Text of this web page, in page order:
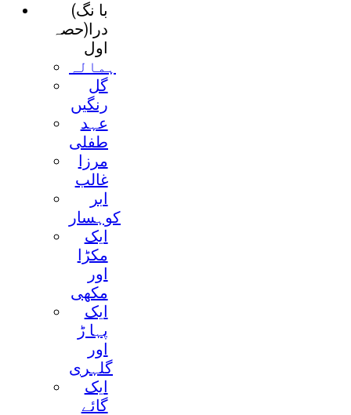
(با نگ
درا(حصہ
اول
ہمالہ
گل
رنگيں
عہد
طفلی
مرزا
غالب
ابر
کوہسار
ايک
مکڑا
اور
مکھی
ايک
پہا ڑ
اور
گلہری
ايک
گائے